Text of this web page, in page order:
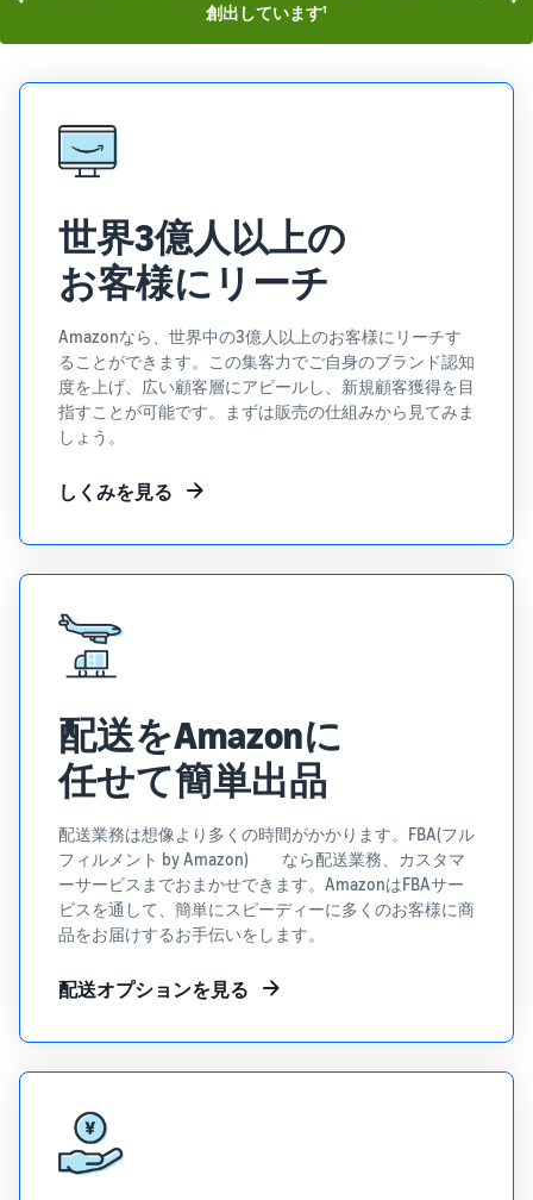
創出しています¹
世界3億人以上の
お客様にリーチ
Amazonなら、世界中の3億人以上のお客様にリーチす
ることができます。この集客力でご自身のブランド認知
度を上げ、広い顧客層にアピールし、新規顧客獲得を目
指すことが可能です。まずは販売の仕組みから見てみま
しょう。
しくみを見る
配送をAmazonに
任せて簡単出品
配送業務は想像より多くの時間がかかります。FBA(フル
フィルメント by Amazon) なら配送業務、カスタマ
ーサービスまでおまかせできます。AmazonはFBAサー
ビスを通して、簡単にスピーディーに多くのお客様に商
品をお届けするお手伝いをします。
配送オプションを見る